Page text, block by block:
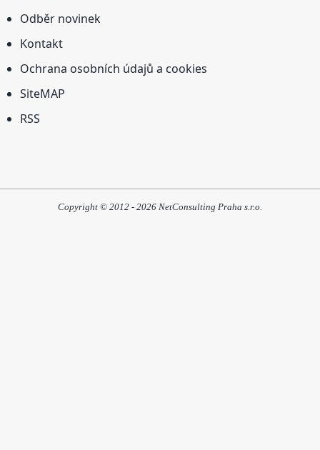
Odběr novinek
Kontakt
Ochrana osobních údajů a cookies
SiteMAP
RSS
Copyright © 2012 - 2026 NetConsulting Praha s.r.o.